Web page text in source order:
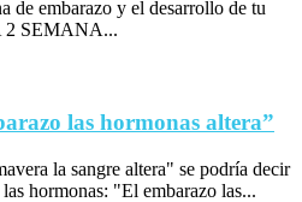
de embarazo y el desarrollo de tu
2 SEMANA...
las hormonas altera”
la sangre altera" se podría decir
hormonas: "El embarazo las...